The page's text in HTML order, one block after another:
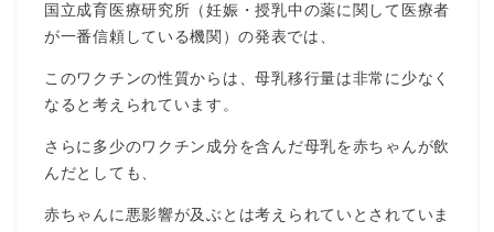
国立成育医療研究所（妊娠・授乳中の薬に関して医療者
が一番信頼している機関）の発表では、
このワクチンの性質からは、母乳移行量は非常に少なく
なると考えられています。
さらに多少のワクチン成分を含んだ母乳を赤ちゃんが飲
んだとしても、
赤ちゃんに悪影響が及ぶとは考えられていとされていま